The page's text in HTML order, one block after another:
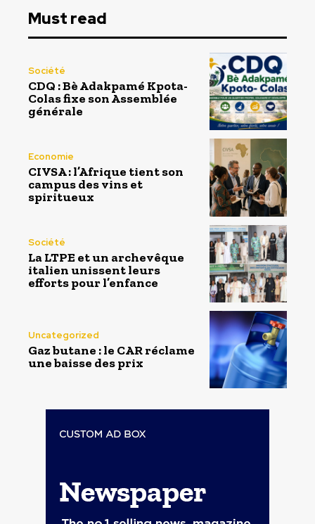
Must read
Société
CDQ : Bè Adakpamé Kpota-
Colas fixe son Assemblée
générale
Economie
CIVSA : l’Afrique tient son
campus des vins et
spiritueux
Société
La LTPE et un archevêque
italien unissent leurs
efforts pour l’enfance
Uncategorized
Gaz butane : le CAR réclame
une baisse des prix